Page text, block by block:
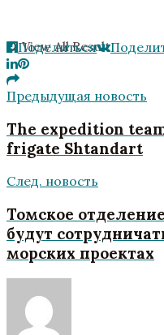
View All Result
Поделиться
Предыдущая новость
The expedition
frigate Shtandart
След. новость
Томское
будут
морских проектах